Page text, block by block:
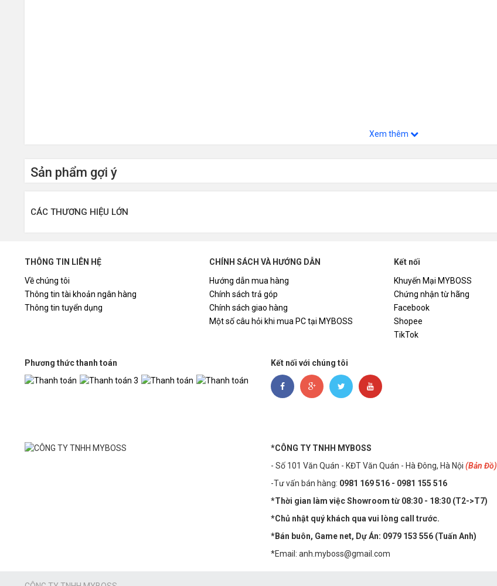
Xem thêm
Sản phẩm gợi ý
CÁC THƯƠNG HIỆU LỚN
THÔNG TIN LIÊN HỆ
Về chúng tôi
Thông tin tài khoản ngân hàng
Thông tin tuyển dụng
CHÍNH SÁCH VÀ HƯỚNG DẪN
Hướng dẫn mua hàng
Chính sách trả góp
Chính sách giao hàng
Một số câu hỏi khi mua PC tại MYBOSS
Kết nối
Khuyến Mại MYBOSS
Chứng nhận từ hãng
Facebook
Shopee
TikTok
Phương thức thanh toán Kết nối với chúng tôi
*CÔNG TY TNHH MYBOSS
- Số 101 Văn Quán - KĐT Văn Quán - Hà Đông, Hà Nội (Bản Đồ)
-Tư vấn bán hàng: 0981 169 516 - ​0981 155 516
*Thời gian làm việc Showroom từ 08:30 - 18:30 (T2->T7)
*Chủ nhật quý khách qua vui lòng call trước.
*Bán buôn, Game net, Dự Án: 0979 153 556 (Tuấn Anh)
*Email: anh.myboss@gmail.com